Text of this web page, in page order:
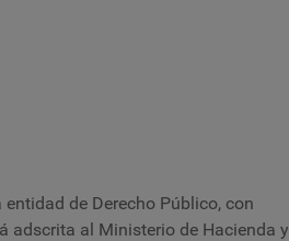
de Derecho Público, con
adscrita al Ministerio de Hacienda y